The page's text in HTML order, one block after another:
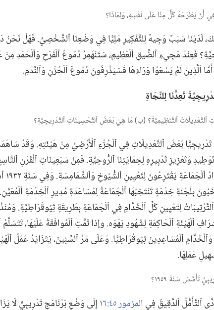
لَدَيْنَا سَبَبٌ وَجِيهٌ لِلتَّفْكِيرِ مَلِيًّا فِي وَضْعِنَا ٱلشَّخْصِيِّ.‏ فَهَلْ نَحْنُ
فَعِنْدَ مَجِيءِ ٱلضِّيقِ ٱلْعَظِيمِ،‏ سَتَنْهَمِرُ دُمُوعُ ٱلْفَرَحِ وَٱلْحَمْدِ مِنْ
ٱلَّذِينَ لَمْ يَسْعَوْا وَرَاءَهَا فَسَيَذْرِفُونَ دُمُوعَ ٱلْحُزْنِ وَٱلنَّدَمِ.‏
تُعِدُّنَا لِلنَّجَاةِ
بَعْضَ ٱلتَّعْدِيلَاتِ فِي ٱلْجُزْءِ ٱلْأَرْضِيِّ مِنْ هَيْئَتِهِ.‏ وَقَدْ
وَتَعْزِيزِ تَدْبِيرِهِ لِحِمَايَتِنَا ٱلرُّوحِيَّةِ.‏ فَمِنْ سَبْعِينَاتِ ٱلْقَرْنِ
بِلَجْنَةِ خِدْمَةٍ تَنْتَخِبُهَا ٱلْجَمَاعَةُ لِمُسَاعَدَةِ مُدِيرِ ٱلْخِدْمَةِ
ٱلْهَيْئَةِ ٱلْحَاكِمَةِ لِشُهُودِ يَهْوَه.‏ وإذا تَمَّتِ ٱلْمُوافَقَةُ عَلَيْهَا،‏
وَٱلْخُدَّامِ ٱلْمُسَاعِدِينَ ثِيُوقْرَاطِيًّا.‏ وَعَلَى مَرِّ ٱلسِّنِينَ،‏ يَتَزَايَدُ عَمَلُ
عَمَلِهَا.‏
المزمور ٤٥:‏١٦ إِلَى وَضْعِ بَرْنَامَجٍ تَدْرِيبِيٍّ لَا